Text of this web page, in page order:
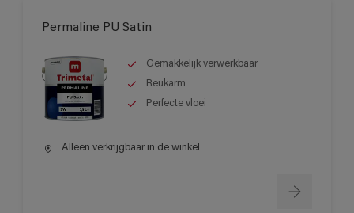
Permaline PU Satin
Gemakkelijk verwerkbaar
Reukarm
Perfecte vloei
Alleen verkrijgbaar in de winkel